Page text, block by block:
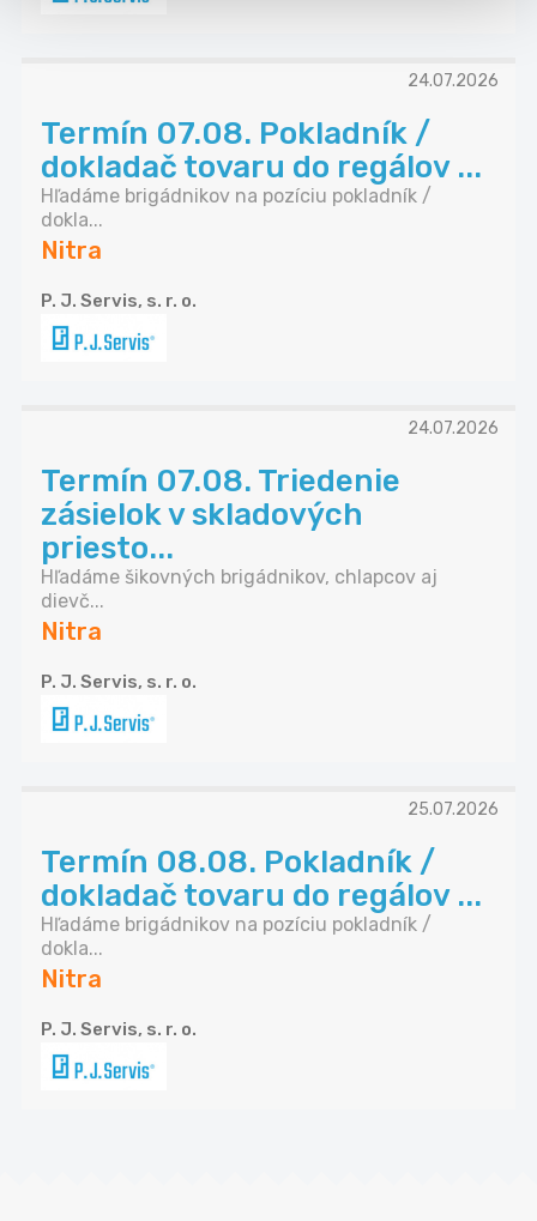
24.07.2026
Termín 07.08. Pokladník /
dokladač tovaru do regálov ...
Hľadáme brigádnikov na pozíciu pokladník /
dokla...
Nitra
P. J. Servis, s. r. o.
24.07.2026
Termín 07.08. Triedenie
zásielok v skladových
priesto...
Hľadáme šikovných brigádnikov, chlapcov aj
dievč...
Nitra
P. J. Servis, s. r. o.
25.07.2026
Termín 08.08. Pokladník /
dokladač tovaru do regálov ...
Hľadáme brigádnikov na pozíciu pokladník /
dokla...
Nitra
P. J. Servis, s. r. o.